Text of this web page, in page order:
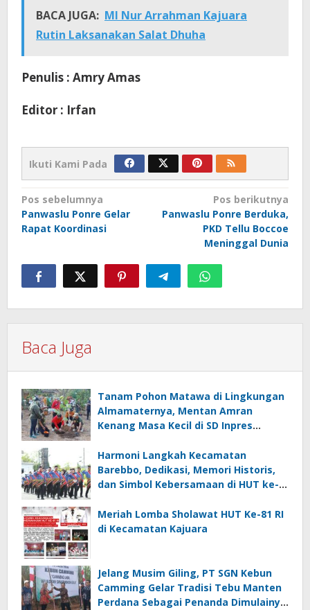
BACA JUGA: MI Nur Arrahman Kajuara
Rutin Laksanakan Salat Dhuha
Penulis : Amry Amas
Editor : Irfan
Ikuti Kami Pada
Navigasi
pos
Pos sebelumnya
Panwaslu Ponre Gelar
Rapat Koordinasi
Pos berikutnya
Panwaslu Ponre Berduka,
PKD Tellu Boccoe
Meninggal Dunia
Baca Juga
Tanam Pohon Matawa di Lingkungan
Almamaternya, Mentan Amran
Kenang Masa Kecil di SD Inpres
Harmoni Langkah Kecamatan
Barebbo, Dedikasi, Memori Historis,
dan Simbol Kebersamaan di HUT ke-
Meriah Lomba Sholawat HUT Ke-81 RI
di Kecamatan Kajuara
Jelang Musim Giling, PT SGN Kebun
Camming Gelar Tradisi Tebu Manten
Perdana Sebagai Penanda Dimulainya